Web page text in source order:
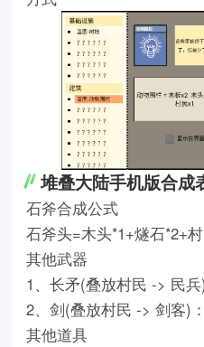
堆叠大陆手机版合成
石斧合成公式
石斧头=木头*1+燧石*2+
其他武器
1、长矛(叠放村民 -> 民
2、剑(叠放村民 -> 剑客)
其他道具